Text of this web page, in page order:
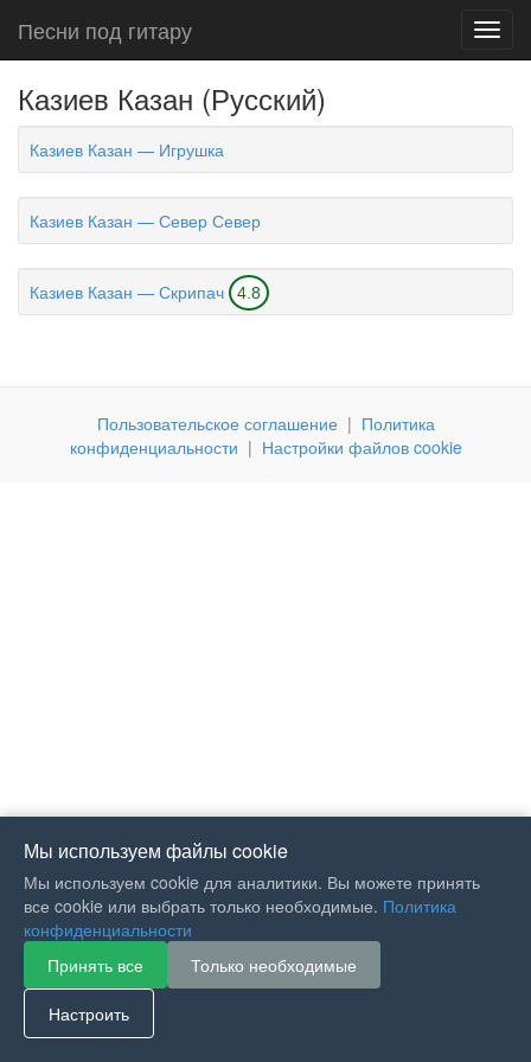
Песни под гитару
Казиев Казан (Русский)
Казиев Казан — Игрушка
Казиев Казан — Север Север
Казиев Казан — Скрипач 4.8
Пользовательское соглашение | Политика
конфиденциальности | Настройки файлов cookie
Мы используем файлы cookie
Мы используем cookie для аналитики. Вы можете принять
все cookie или выбрать только необходимые. Политика
конфиденциальности
Принять все
Только необходимые
Настроить
If you like Guitar Songs, you
can buy me a coffee :)